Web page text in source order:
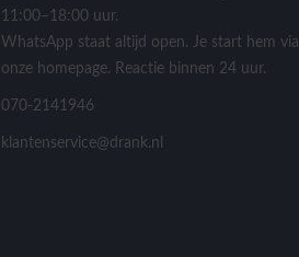
11:00–18:00 uur.
WhatsApp staat altijd open. Je start hem via
onze homepage. Reactie binnen 24 uur.
070-2141946
klantenservice@drank.nl